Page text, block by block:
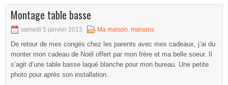
Montage table basse
samedi 5 janvier 2013 Ma maison, maisons
De retour de mes congés chez les parents avec mes cadeaux, j’ai du
monter mon cadeau de Noël offert par mon frère et ma belle soeur. Il
s’agit d’une table basse laqué blanche pour mon bureau. Une petite
photo pour après son installation.